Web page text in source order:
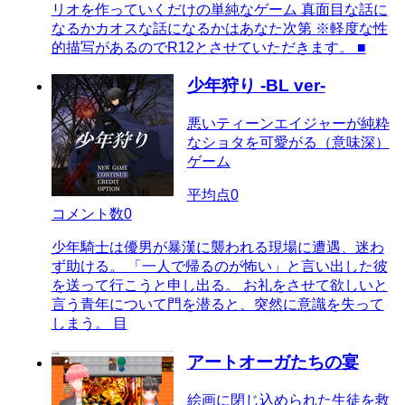
リオを作っていくだけの単純なゲーム 真面目な話に
なるかカオスな話になるかはあなた次第 ※軽度な性
的描写があるのでR12とさせていただきます。 ■
少年狩り -BL ver-
悪いティーンエイジャーが純粋
なショタを可愛がる（意味深）
ゲーム
平均点0
コメント数0
少年騎士は優男が暴漢に襲われる現場に遭遇、迷わ
ず助ける。 「一人で帰るのが怖い」と言い出した彼
を送って行こうと申し出る。 お礼をさせて欲しいと
言う青年について門を潜ると、突然に意識を失って
しまう。 目
アートオーガたちの宴
絵画に閉じ込められた生徒を救